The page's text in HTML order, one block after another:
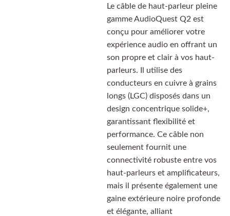
Le câble de haut-parleur pleine
gamme AudioQuest Q2 est
conçu pour améliorer votre
expérience audio en offrant un
son propre et clair à vos haut-
parleurs. Il utilise des
conducteurs en cuivre à grains
longs (LGC) disposés dans un
design concentrique solide+,
garantissant flexibilité et
performance. Ce câble non
seulement fournit une
connectivité robuste entre vos
haut-parleurs et amplificateurs,
mais il présente également une
gaine extérieure noire profonde
et élégante, alliant